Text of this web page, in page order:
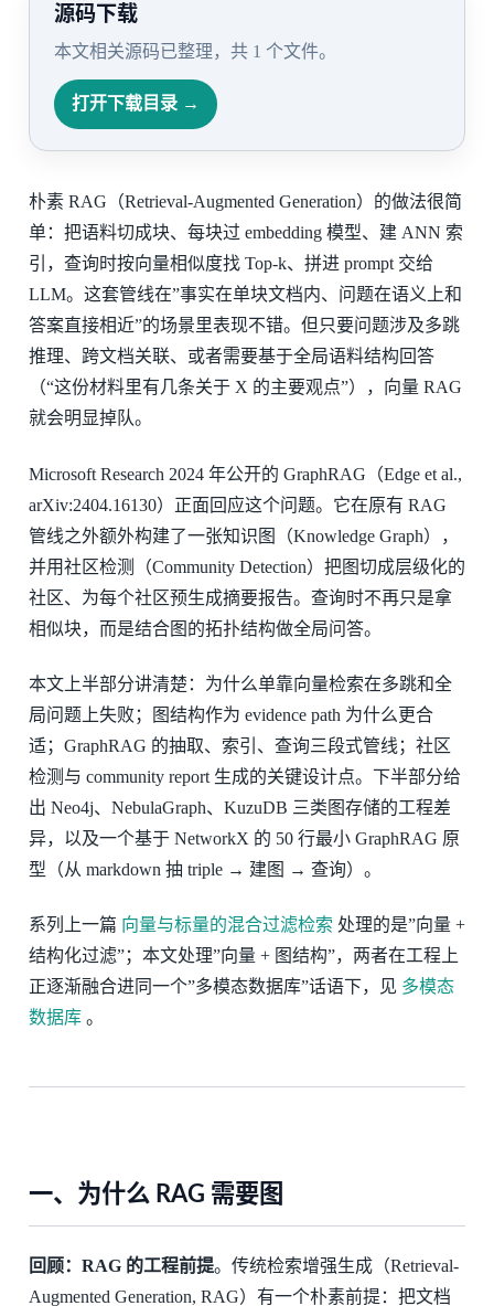
源码下载
本文相关源码已整理，共 1 个文件。
打开下载目录 →
朴素 RAG（Retrieval-Augmented Generation）的做法很简
单：把语料切成块、每块过 embedding 模型、建 ANN 索
引，查询时按向量相似度找 Top-k、拼进 prompt 交给
LLM。这套管线在”事实在单块文档内、问题在语义上和
答案直接相近”的场景里表现不错。但只要问题涉及多跳
推理、跨文档关联、或者需要基于全局语料结构回答
（“这份材料里有几条关于 X 的主要观点”），向量 RAG
就会明显掉队。
Microsoft Research 2024 年公开的 GraphRAG（Edge et al.,
arXiv:2404.16130）正面回应这个问题。它在原有 RAG
管线之外额外构建了一张知识图（Knowledge Graph），
并用社区检测（Community Detection）把图切成层级化的
社区、为每个社区预生成摘要报告。查询时不再只是拿
相似块，而是结合图的拓扑结构做全局问答。
本文上半部分讲清楚：为什么单靠向量检索在多跳和全
局问题上失败；图结构作为 evidence path 为什么更合
适；GraphRAG 的抽取、索引、查询三段式管线；社区
检测与 community report 生成的关键设计点。下半部分给
出 Neo4j、NebulaGraph、KuzuDB 三类图存储的工程差
异，以及一个基于 NetworkX 的 50 行最小 GraphRAG 原
型（从 markdown 抽 triple → 建图 → 查询）。
系列上一篇 向量与标量的混合过滤检索 处理的是”向量 +
结构化过滤”；本文处理”向量 + 图结构”，两者在工程上
正逐渐融合进同一个”多模态数据库”话语下，见 多模态
数据库。
一、为什么 RAG 需要图
回顾：RAG 的工程前提。传统检索增强生成（Retrieval-
Augmented Generation, RAG）有一个朴素前提：把文档